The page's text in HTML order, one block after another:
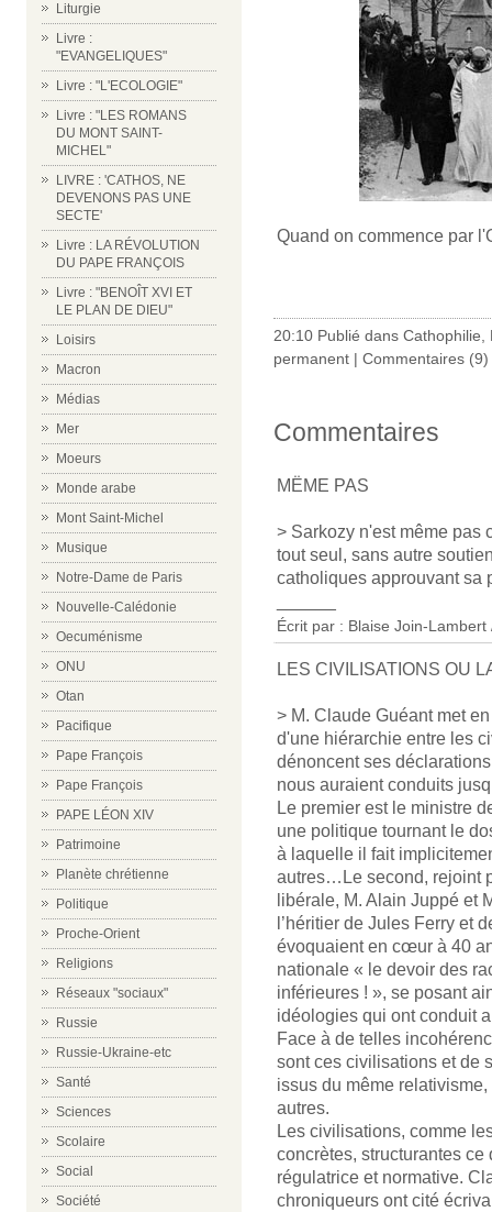
Liturgie
Livre :
"EVANGELIQUES"
Livre : "L'ECOLOGIE"
Livre : "LES ROMANS
DU MONT SAINT-
MICHEL"
LIVRE : 'CATHOS, NE
DEVENONS PAS UNE
SECTE'
Livre : LA RÉVOLUTION
DU PAPE FRANÇOIS
Livre : "BENOÎT XVI ET
LE PLAN DE DIEU"
Loisirs
Macron
Médias
Mer
Moeurs
Monde arabe
Mont Saint-Michel
Musique
Notre-Dame de Paris
Nouvelle-Calédonie
Oecuménisme
ONU
Otan
Pacifique
Pape François
Pape François
PAPE LÉON XIV
Patrimoine
Planète chrétienne
Politique
Proche-Orient
Religions
Réseaux "sociaux"
Russie
Russie-Ukraine-etc
Santé
Sciences
Scolaire
Social
Société
Quand on commence par
20:10 Publié dans Cathophilie
permanent | Commentaires (9)
Commentaires
MËME PAS
> Sarkozy n'est même pas
tout seul, sans autre
catholiques approuvant sa
Écrit par : Blaise Join-Lambert
LES CIVILISATIONS OU
> M. Claude Guéant met
d'une hiérarchie entre les
dénoncent ses
nous auraient conduits
Le premier est le ministre
une politique tournant le
à laquelle il fait
autres…Le second, rejoint
libérale, M. Alain Juppé et
l’héritier de Jules Ferry et
évoquaient en cœur à 40
nationale « le devoir des
inférieures ! », se posant
idéologies qui ont conduit
Face à de telles
sont ces civilisations et de
issus du même
autres.
Les civilisations, comme
concrètes, structurantes
régulatrice et normative.
chroniqueurs ont cité